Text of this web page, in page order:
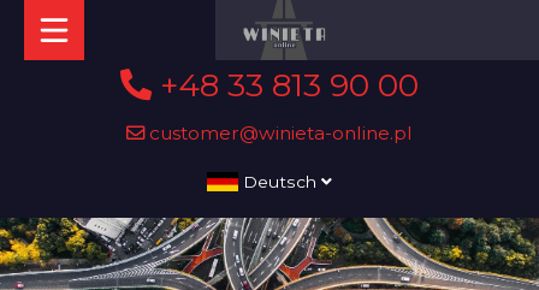
+48 33 813 90 00
customer@winieta-online.pl
Deutsch